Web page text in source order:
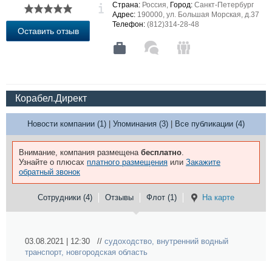
Конференции
Выставки и семинары
Личности
Флот
Галерея флота
Форум
Отзывы
Оставить отзыв
Страна: Россия, Город: Санкт-Петербург
Адрес: 190000, ул. Большая Морская, д.37
Телефон: (812)314-28-48
Корабел.Директ
Новости компании (1) Упоминания (3) Все публикации (4)
Внимание, компания размещена бесплатно.
Узнайте о плюсах платного размещения или Закажите
обратный звонок
Сотрудники (4) Отзывы Флот (1) На карте
03.08.2021 | 12:30 // судоходство, внутренний водный
транспорт, новгородская область